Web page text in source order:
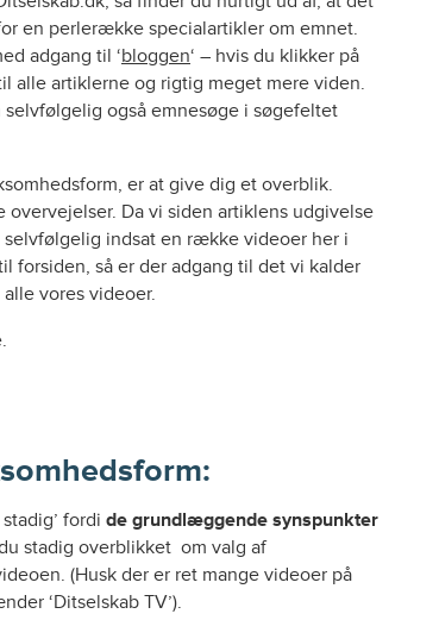
en perlerække specialartikler om emnet.
adgang til ‘bloggen‘ – hvis du klikker på
alle artiklerne og rigtig meget mere viden.
også emnesøge i søgefeltet
er at give dig et overblik.
Da vi siden artiklens udgivelse
selvfølgelig indsat en række videoer her i
forsiden, så er der adgang til det vi kalder
vores videoer.
fordi de grundlæggende synspunkter
stadig overblikket om valg af
(Husk der er ret mange videoer på
‘Ditselskab TV’).